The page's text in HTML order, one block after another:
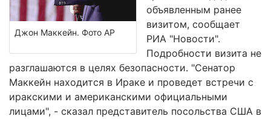
Джон Маккейн. Фото АР
объявленным ранее
визитом, сообщает
РИА "Новости".
Подробности визита не
разглашаются в целях безопасности. "Сенатор
Маккейн находится в Ираке и проведет встречи с
иракскими и американскими официальными
лицами", - сказал представитель посольства США в